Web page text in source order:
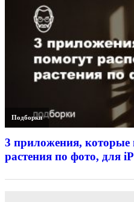
Подборки
3 приложения, которые
растения по фото, для